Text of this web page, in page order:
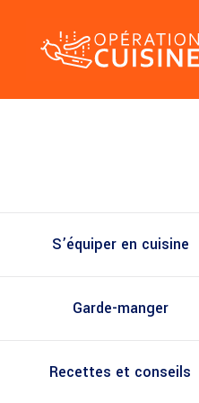
S’équiper en cuisine
Garde-manger
Recettes et conseils